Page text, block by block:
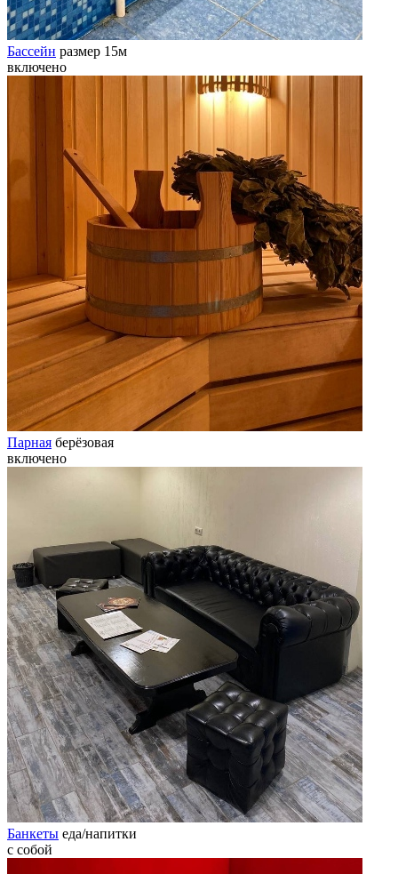
Бассейн размер 15м
включено
Парная берёзовая
включено
Банкеты еда/напитки
с собой